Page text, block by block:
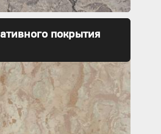
покрытия